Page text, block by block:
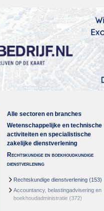
Alle sectoren en branches
Wetenschappelijke en technische
activiteiten en specialistische
zakelijke dienstverlening
Rechtskundige en boekhoudkundige
dienstverlening
Rechtskundige dienstverlening (153)
Accountancy, belastingadvisering en
boekhoudadministratie (372)